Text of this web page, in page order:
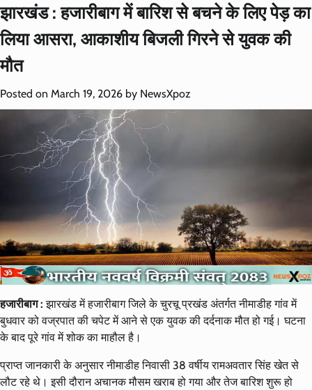
झारखंड : हजारीबाग में बारिश से बचने के लिए पेड़ का
लिया आसरा, आकाशीय बिजली गिरने से युवक की
मौत
Posted on March 19, 2026 by NewsXpoz
हजारीबाग : झारखंड में हजारीबाग जिले के चुरचू प्रखंड अंतर्गत नीमाडीह गांव में
बुधवार को वज्रपात की चपेट में आने से एक युवक की दर्दनाक मौत हो गई। घटना
के बाद पूरे गांव में शोक का माहौल है।
प्राप्त जानकारी के अनुसार नीमाडीह निवासी 38 वर्षीय रामअवतार सिंह खेत से
लौट रहे थे। इसी दौरान अचानक मौसम खराब हो गया और तेज बारिश शुरू हो